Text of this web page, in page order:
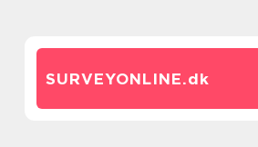
SURVEYONLINE.dk